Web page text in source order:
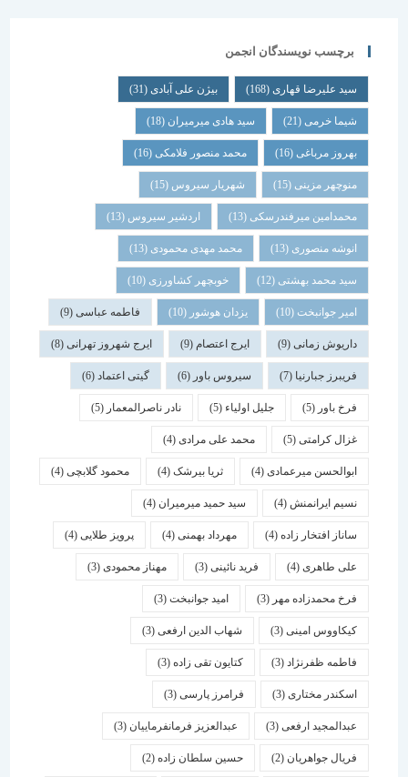
برچسب نویسندگان انجمن
سید علیرضا قهاری(168) بیژن علی آبادی(31)
شیما خرمی(21) سید هادی میرمیران(18)
بهروز مرباغی (16) محمد منصور فلامکی (16)
منوچهر مزینی(15) شهریار سیروس(15)
محمدامین میرفندرسکی(13) اردشیر سیروس(13)
انوشه منصوری(13) محمد مهدی محمودی(13)
سید محمد بهشتی(12) خوبچهر کشاورزی(10)
امیر جوانبخت(10) یزدان هوشور(10) فاطمه عباسی(9)
داریوش زمانی(9) ایرج اعتصام(9) ایرج شهروز تهرانی(8)
فریبرز جبارنیا(7) سیروس باور(6) گیتی اعتماد(6)
فرخ باور(5) جلیل اولیاء(5) نادر ناصرالمعمار (5)
غزال کرامتی(5) محمد علی مرادی(4)
ابوالحسن میرعمادی(4) ثریا بیرشک(4) محمود گلابچی(4)
نسیم ایرانمنش(4) سید حمید میرمیران(4)
ساناز افتخار زاده(4) مهرداد بهمنی (4) پرویز طلایی(4)
علی طاهری(4) فرید نائینی(3) مهناز محمودی(3)
فرخ محمدزاده مهر(3) امید جوانبخت(3)
کیکاووس امینی(3) شهاب الدین ارفعی(3)
فاطمه ظفرنژاد(3) کتایون تقی زاده(3)
اسكندر مختاری (3) فرامرز پارسی(3)
عبدالمجید ارفعی(3) عبدالعزیز فرمانفرماییان(3)
فریال جواهریان(2) حسین سلطان زاده(2)